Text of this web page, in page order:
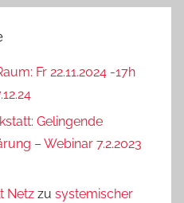
Fr 22.11.2024 -17h
Gelingende
– Webinar 7.2.2023
Netz zu systemischer